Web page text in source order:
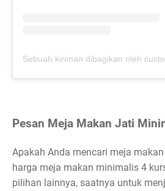
Pesan Meja Makan Jati
Apakah Anda mencari meja
harga meja makan minimalis 4
pilihan lainnya, saatnya untuk